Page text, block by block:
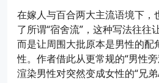
在嫁人与百合两大主流语境下，
了所谓“宿舍流”，这种写法往往
而是让周围大批原本是男性的配
性。作者借此从更常规的“男性
渲染男性对突然变成女性的“兄